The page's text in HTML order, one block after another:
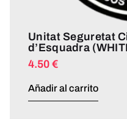
Unitat Seguretat
d’Esquadra
4.50 €
Añadir al carrito